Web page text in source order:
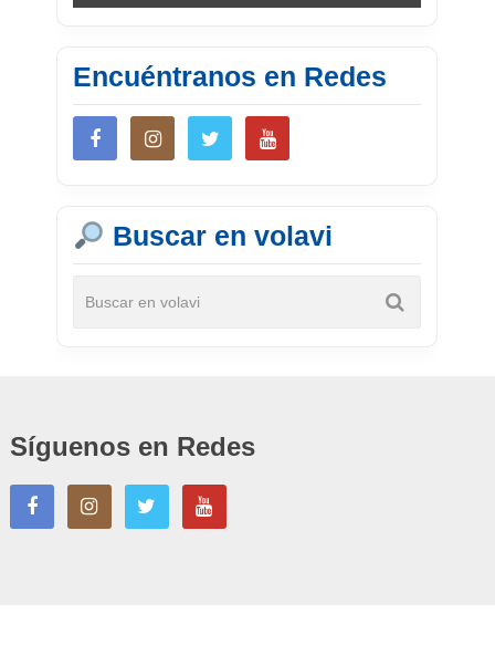
Encuéntranos en Redes
Buscar en volavi
Síguenos en Redes